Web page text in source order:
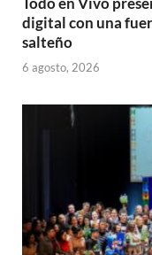
digital con una
salteño
6 agosto, 2026